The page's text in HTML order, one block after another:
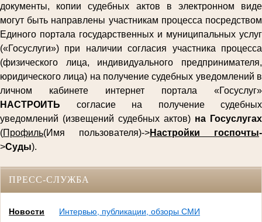
документы, копии судебных актов в электронном виде
могут быть направлены участникам процесса посредством
Единого портала государственных и муниципальных услуг
(«Госуслуги») при наличии согласия участника процесса
(физического лица, индивидуального предпринимателя,
юридического лица) на получение судебных уведомлений в
личном кабинете интернет портала «Госуслуг»
НАСТРОИТЬ согласие на получение судебных
уведомлений (извещений судебных актов) на Госуслугах
(Профиль(Имя пользователя)->Настройки госпочты-
>Суды).
ПРЕСС-СЛУЖБА
Новости
Интервью, публикации, обзоры СМИ